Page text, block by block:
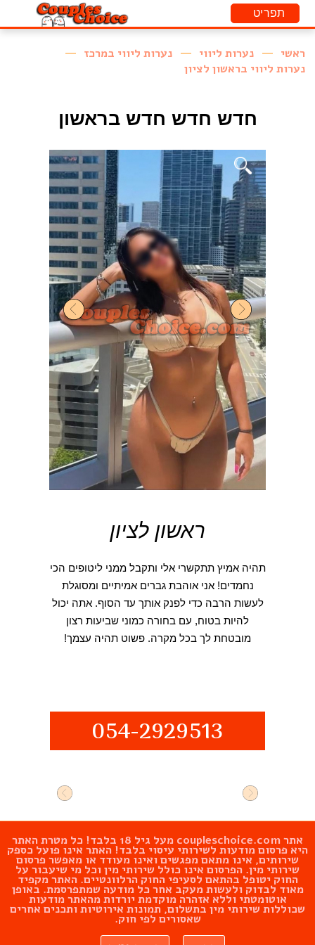
ראשי נערות ליווי
נערות ליווי במרכז
נערות ליווי בראשון לציון
חדש חדש חדש בראשון
054-2929513
ראשון לציון
תהיה אמיץ תתקשרי אלי ותקבל ממני ליטופים הכי
נחמדים! אני אוהבת גברים אמיתיים ומסוגלת
לעשות הרבה כדי לפנק אותך עד הסוף. אתה יכול
להיות בטוח, עם בחורה כמוני שביעות רצון
מובטחת לך בכל מקרה. פשוט תהיה עצמך!
אתרcoupleschoice.com מעל גיל 18 בלבד! כל מטרת האתר
היא פרסום מודעות לשירותי עיסוי בלבד! האתר אינו פועל כספק
שירותים, אינו מתאם מפגשים ואינו מעודד או מאפשר פרסום
שירותי מין. הפרסום אינו כולל שירותי מין וכל מי שיעבור על
החוק יטופל בהתאם לסעיפי החוק הרלוונטיים. האתר מקפיד
מאוד לבדוק ולעשות מעקב אחר כל מודעה שמתפרסמת. באופן
אוטומטתי וללא אזהרה מוקדמת יורדות מהאתר מודעות
שכוללות שירותי מין בתשלום, תמונות אירוטיות ותכנים אחרים
שאסורים לפי חוק.